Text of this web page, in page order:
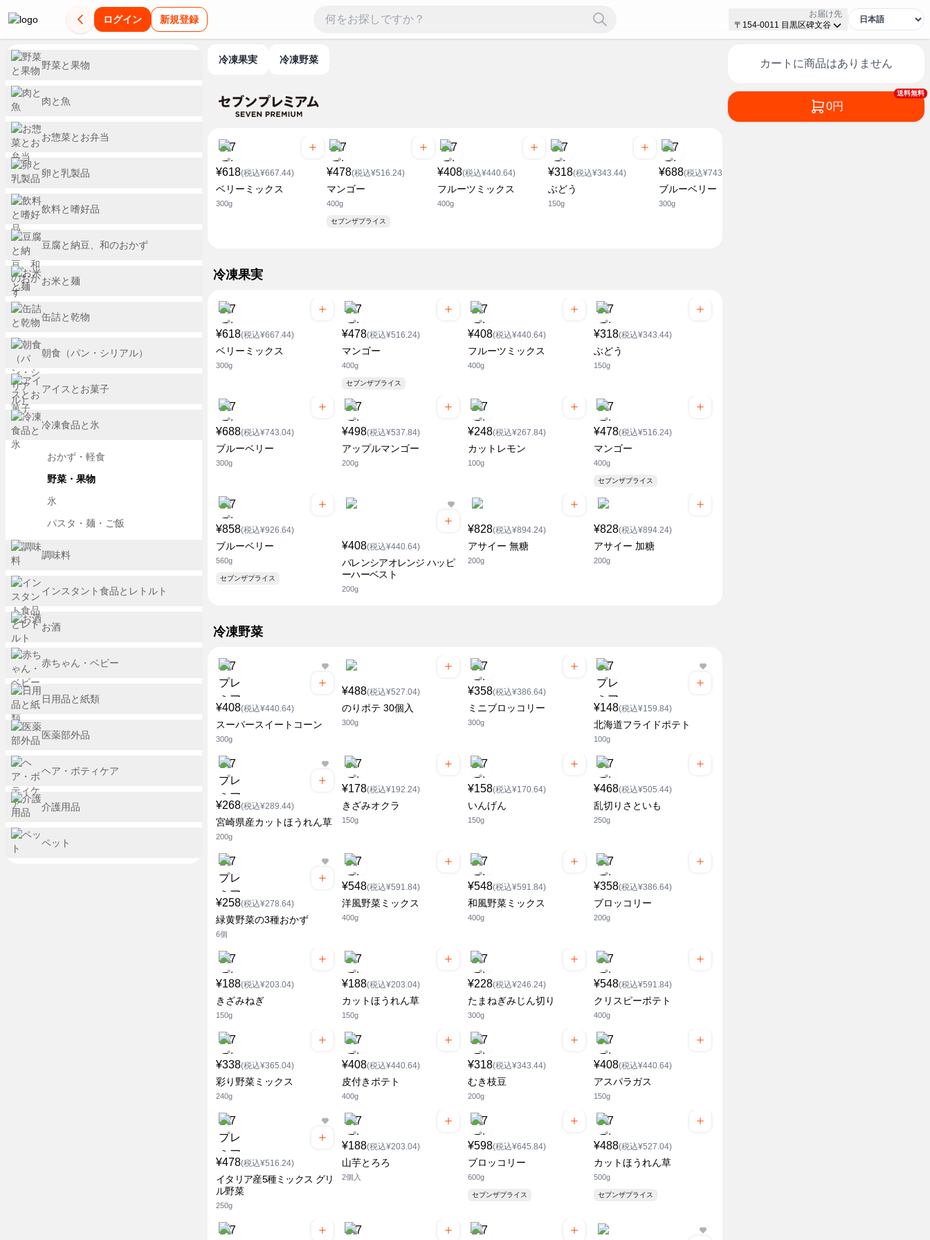
ログイン 新規登録
お届け先
〒154-0011 目黒区碑文谷
冷凍果実 冷凍野菜
¥618(税込¥667.44)
ベリーミックス
300g
¥478(税込¥516.24)
マンゴー
400g
セブンザプライス
¥408(税込¥440.64)
フルーツミックス
400g
¥318(税込¥343.44)
ぶどう
150g
¥688(税込¥743.04)
ブルーベリー
300g
冷凍果実
¥618(税込¥667.44)
ベリーミックス
300g
¥478(税込¥516.24)
マンゴー
400g
セブンザプライス
¥408(税込¥440.64)
フルーツミックス
400g
¥318(税込¥343.44)
ぶどう
150g
¥688(税込¥743.04)
ブルーベリー
300g
¥498(税込¥537.84)
アップルマンゴー
200g
¥248(税込¥267.84)
カットレモン
100g
¥478(税込¥516.24)
マンゴー
400g
セブンザプライス
¥858(税込¥926.64)
ブルーベリー
560g
セブンザプライス
¥408(税込¥440.64)
バレンシアオレンジ ハッピ
ーハーベスト
200g
¥828(税込¥894.24)
アサイー 無糖
200g
¥828(税込¥894.24)
アサイー 加糖
200g
冷凍野菜
¥408(税込¥440.64)
スーパースイートコーン
300g
¥488(税込¥527.04)
のりポテ 30個入
300g
¥358(税込¥386.64)
ミニブロッコリー
300g
¥148(税込¥159.84)
北海道フライドポテト
100g
¥268(税込¥289.44)
宮崎県産カットほうれん草
200g
¥178(税込¥192.24)
きざみオクラ
150g
¥158(税込¥170.64)
いんげん
150g
¥468(税込¥505.44)
乱切りさといも
250g
¥258(税込¥278.64)
緑黄野菜の3種おかず
6個
¥548(税込¥591.84)
洋風野菜ミックス
400g
¥548(税込¥591.84)
和風野菜ミックス
400g
¥358(税込¥386.64)
ブロッコリー
200g
¥188(税込¥203.04)
きざみねぎ
150g
¥188(税込¥203.04)
カットほうれん草
150g
¥228(税込¥246.24)
たまねぎみじん切り
300g
¥548(税込¥591.84)
クリスピーポテト
400g
¥338(税込¥365.04)
彩り野菜ミックス
240g
¥408(税込¥440.64)
皮付きポテト
400g
¥318(税込¥343.44)
むき枝豆
200g
¥408(税込¥440.64)
アスパラガス
150g
¥478(税込¥516.24)
イタリア産5種ミックス グリ
ル野菜
250g
¥188(税込¥203.04)
山芋とろろ
2個入
¥598(税込¥645.84)
ブロッコリー
600g
セブンザプライス
¥488(税込¥527.04)
カットほうれん草
500g
セブンザプライス
カートに商品はありません
送料無料
0円
野菜と果物
肉と魚
お惣菜とお弁当
卵と乳製品
飲料と嗜好品
豆腐と納豆、和のおかず
お米と麺
缶詰と乾物
朝食（パン・シリアル）
アイスとお菓子
冷凍食品と氷
おかず・軽食
野菜・果物
氷
パスタ・麺・ご飯
調味料
インスタント食品とレトルト
お酒
赤ちゃん・ベビー
日用品と紙類
医薬部外品
ヘア・ボティケア
介護用品
ペット